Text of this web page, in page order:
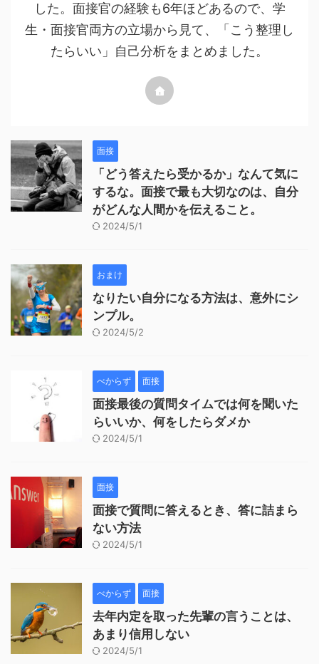
した。面接官の経験も6年ほどあるので、学
生・面接官両方の立場から見て、「こう整理し
たらいい」自己分析をまとめました。
面接
「どう答えたら受かるか」なんて気に
するな。面接で最も大切なのは、自分
がどんな人間かを伝えること。
2024/5/1
おまけ
なりたい自分になる方法は、意外にシ
ンプル。
2024/5/2
べからず 面接
面接最後の質問タイムでは何を聞いた
らいいか、何をしたらダメか
2024/5/1
面接
面接で質問に答えるとき、答に詰まら
ない方法
2024/5/1
べからず 面接
去年内定を取った先輩の言うことは、
あまり信用しない
2024/5/1